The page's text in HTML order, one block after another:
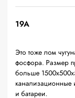
19A
Это тоже лом
фосфора. Размер
больше
канализационные
и батареи.